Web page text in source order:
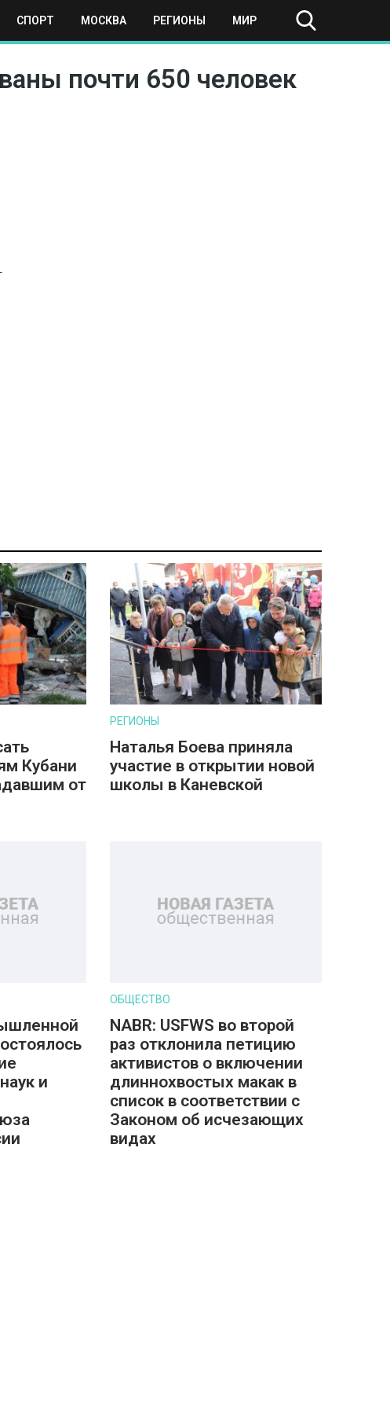
СПОРТ МОСКВА РЕГИОНЫ МИР
почти 650 человек
Кубани
от
РЕГИОНЫ
Наталья Боева приняла
участие в открытии новой
школы в Каневской
и
ОБЩЕСТВО
NABR: USFWS во второй
раз отклонила петицию
активистов о включении
длиннохвостых макак в
список в соответствии с
Законом об исчезающих
видах